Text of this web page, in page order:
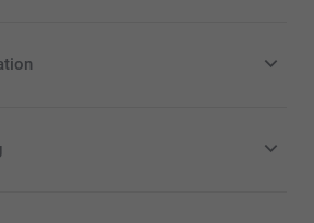
kronor (SEK), inklusive moms och